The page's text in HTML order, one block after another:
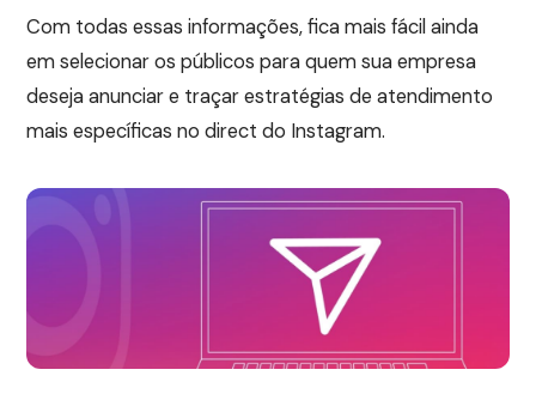
Com todas essas informações, fica mais fácil ainda
em selecionar os públicos para quem sua empresa
deseja anunciar e traçar estratégias de atendimento
mais específicas no direct do Instagram.